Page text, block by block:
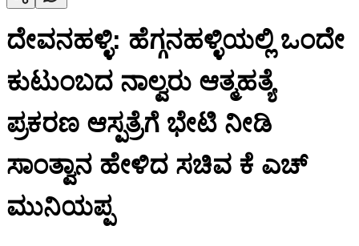
ದೇವನಹಳ್ಳಿ: ಹೆಗ್ಗನಹಳ್ಳಿಯಲ್ಲಿ ಒಂದೇ
ಕುಟುಂಬದ ನಾಲ್ವರು ಆತ್ಮಹತ್ಯೆ
ಪ್ರಕರಣ ಆಸ್ಪತ್ರೆಗೆ ಭೇಟಿ ನೀಡಿ
ಸಾಂತ್ವಾನ ಹೇಳಿದ ಸಚಿವ ಕೆ ಎಚ್
ಮುನಿಯಪ್ಪ